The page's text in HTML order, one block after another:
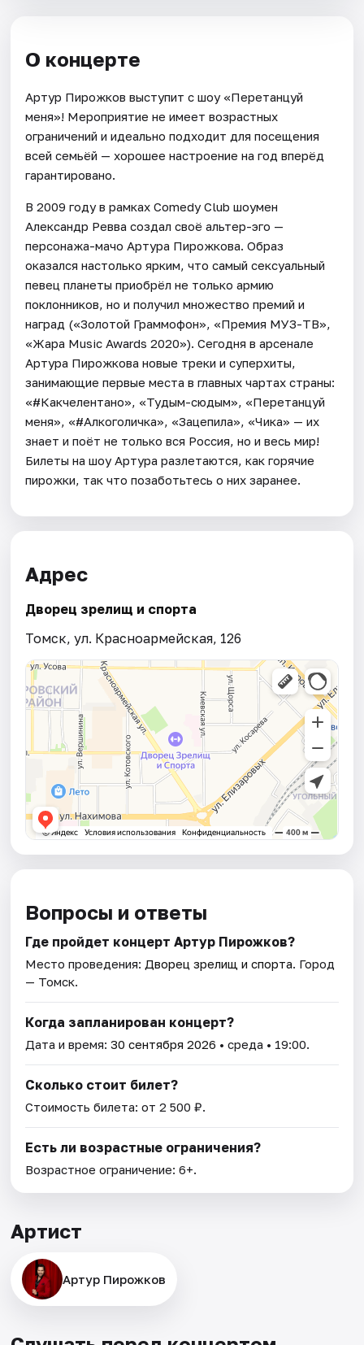
О концерте
Артур Пирожков выступит с шоу «Перетанцуй
меня»! Мероприятие не имеет возрастных
ограничений и идеально подходит для посещения
всей семьёй — хорошее настроение на год вперёд
гарантировано.
В 2009 году в рамках Comedy Club шоумен
Александр Ревва создал своё альтер-эго —
персонажа-мачо Артура Пирожкова. Образ
оказался настолько ярким, что самый сексуальный
певец планеты приобрёл не только армию
поклонников, но и получил множество премий и
наград («Золотой Граммофон», «Премия МУЗ-ТВ»,
«Жара Music Awards 2020»). Сегодня в арсенале
Артура Пирожкова новые треки и суперхиты,
занимающие первые места в главных чартах страны:
«#Какчелентано», «Тудым-сюдым», «Перетанцуй
меня», «#Алкоголичка», «Зацепила», «Чика» — их
знает и поёт не только вся Россия, но и весь мир!
Билеты на шоу Артура разлетаются, как горячие
пирожки, так что позаботьтесь о них заранее.
Адрес
Дворец зрелищ и спорта
Томск, ул. Красноармейская, 126
Вопросы и ответы
Где пройдет концерт Артур Пирожков?
Место проведения: Дворец зрелищ и спорта. Город
— Томск.
Когда запланирован концерт?
Дата и время:30 сентября 2026 • среда • 19:00.
Сколько стоит билет?
Стоимость билета: от 2 500 ₽.
Есть ли возрастные ограничения?
Возрастное ограничение: 6+.
Артист
Артур Пирожков